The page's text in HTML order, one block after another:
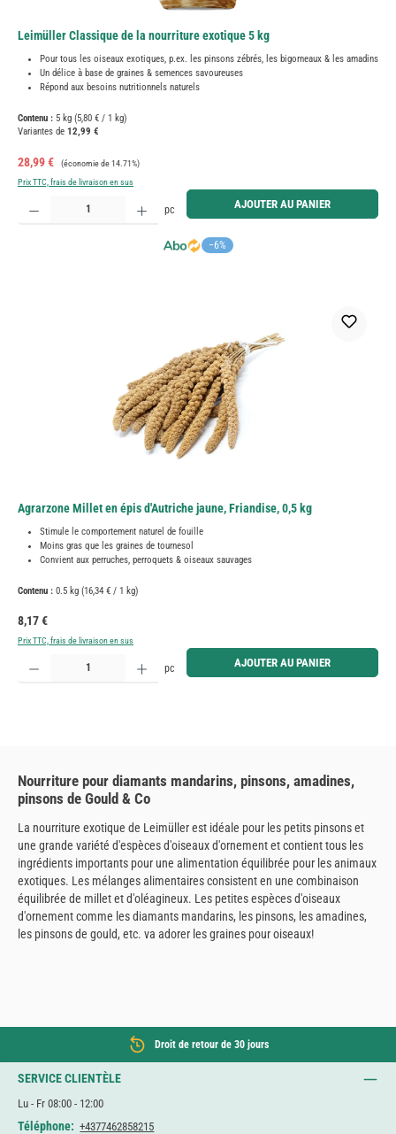
Leimüller Classique de la nourriture exotique 5 kg
Pour tous les oiseaux exotiques, p.ex. les pinsons zébrés, les bigorneaux & les amadins
Un délice à base de graines & semences savoureuses
Répond aux besoins nutritionnels naturels
Contenu : 5 kg (5,80 € / 1 kg)
Variantes de 12,99 €
Prix de vente :
28,99 € Prix régulier :
(économie de 14.71%)
Prix TTC, frais de livraison en sus
−6%
Quantité de produit : Entrez la quantité souhaitée ou utilisez les boutons pour augmenter ou
pc AJOUTER AU PANIER
Agrarzone Millet en épis d'Autriche jaune, Friandise, 0,5 kg
Stimule le comportement naturel de fouille
Moins gras que les graines de tournesol
Convient aux perruches, perroquets & oiseaux sauvages
Contenu : 0.5 kg (16,34 € / 1 kg)
Prix régulier :
8,17 €
Prix TTC, frais de livraison en sus
Quantité de produit : Entrez la quantité souhaitée ou utilisez les boutons pour augmenter ou
pc AJOUTER AU PANIER
Nourriture pour diamants mandarins, pinsons, amadines,
pinsons de Gould & Co
La nourriture exotique de Leimüller est idéale pour les petits pinsons et
une grande variété d'espèces d'oiseaux d'ornement et contient tous les
ingrédients importants pour une alimentation équilibrée pour les animaux
exotiques. Les mélanges alimentaires consistent en une combinaison
équilibrée de millet et d'oléagineux. Les petites espèces d'oiseaux
d'ornement comme les diamants mandarins, les pinsons, les amadines,
les pinsons de gould, etc. va adorer les graines pour oiseaux!
Droit de retour de 30 jours
SERVICE CLIENTÈLE
Lu - Fr 08:00 - 12:00
Téléphone: +4377462858215